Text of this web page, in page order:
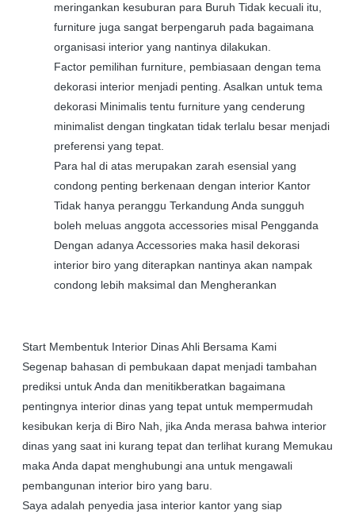
meringankan kesuburan para Buruh Tidak kecuali itu,
furniture juga sangat berpengaruh pada bagaimana
organisasi interior yang nantinya dilakukan.
Factor pemilihan furniture, pembiasaan dengan tema
dekorasi interior menjadi penting. Asalkan untuk tema
dekorasi Minimalis tentu furniture yang cenderung
minimalist dengan tingkatan tidak terlalu besar menjadi
preferensi yang tepat.
Para hal di atas merupakan zarah esensial yang
condong penting berkenaan dengan interior Kantor
Tidak hanya peranggu Terkandung Anda sungguh
boleh meluas anggota accessories misal Pengganda
Dengan adanya Accessories maka hasil dekorasi
interior biro yang diterapkan nantinya akan nampak
condong lebih maksimal dan Mengherankan
Start Membentuk Interior Dinas Ahli Bersama Kami
Segenap bahasan di pembukaan dapat menjadi tambahan
prediksi untuk Anda dan menitikberatkan bagaimana
pentingnya interior dinas yang tepat untuk mempermudah
kesibukan kerja di Biro Nah, jika Anda merasa bahwa interior
dinas yang saat ini kurang tepat dan terlihat kurang Memukau
maka Anda dapat menghubungi ana untuk mengawali
pembangunan interior biro yang baru.
Saya adalah penyedia jasa interior kantor yang siap